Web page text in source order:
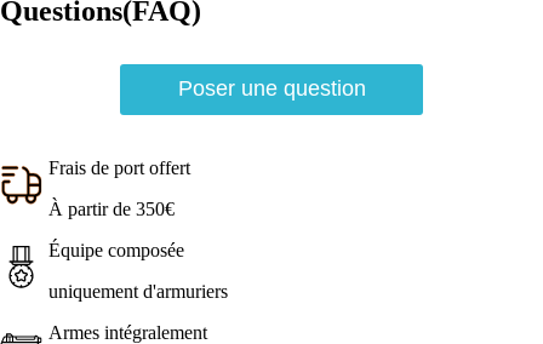
Questions(FAQ)
Poser une question
Frais de port offert
À partir de 350€
Équipe composée
uniquement d'armuriers
Armes intégralement